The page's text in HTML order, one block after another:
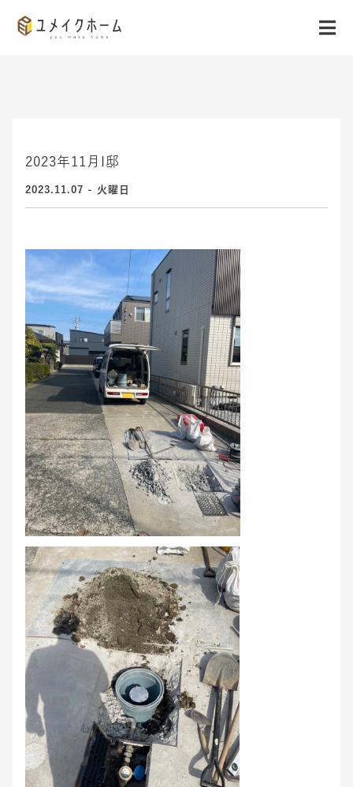
2023年11月I邸
2023.11.07 - 火曜日